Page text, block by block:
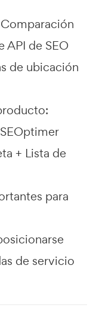
API de SEO
de ubicación
+ Lista de
para
de servicio